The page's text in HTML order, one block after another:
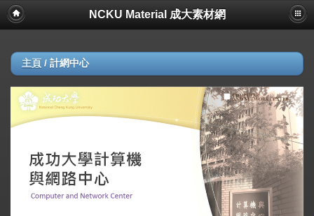
NCKU Material 成大素材網
主頁 / 計網中心